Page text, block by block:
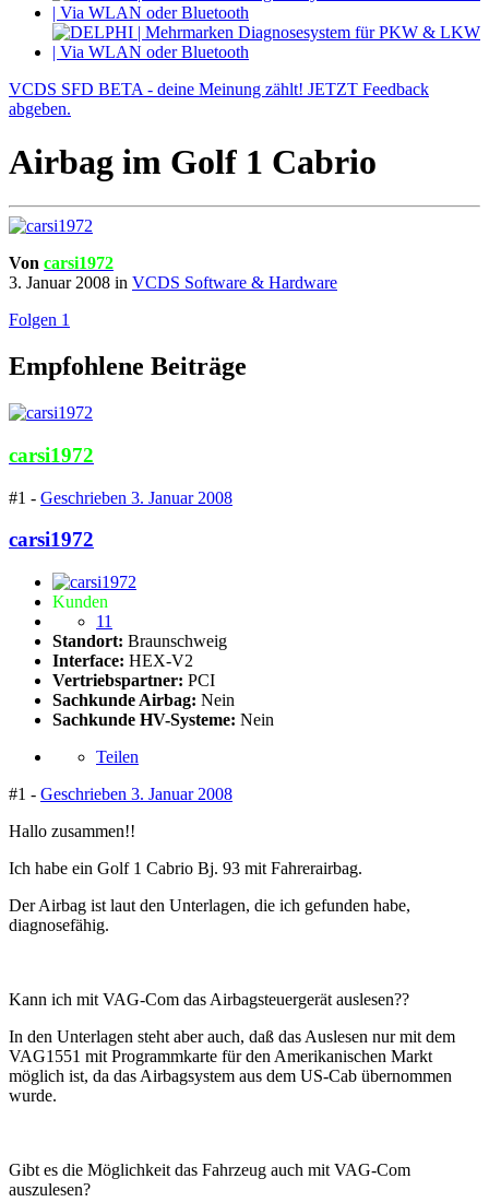
VCDS SFD BETA - deine Meinung zählt! JETZT Feedback
abgeben.
Airbag im Golf 1 Cabrio
Von carsi1972
3. Januar 2008 in VCDS Software & Hardware
Folgen 1
Empfohlene Beiträge
carsi1972
#1 - Geschrieben 3. Januar 2008
carsi1972
Kunden
11
Standort: Braunschweig
Interface: HEX-V2
Vertriebspartner: PCI
Sachkunde Airbag: Nein
Sachkunde HV-Systeme: Nein
Teilen
#1 - Geschrieben 3. Januar 2008
Hallo zusammen!!
Ich habe ein Golf 1 Cabrio Bj. 93 mit Fahrerairbag.
Der Airbag ist laut den Unterlagen, die ich gefunden habe,
diagnosefähig.
Kann ich mit VAG-Com das Airbagsteuergerät auslesen??
In den Unterlagen steht aber auch, daß das Auslesen nur mit dem
VAG1551 mit Programmkarte für den Amerikanischen Markt
möglich ist, da das Airbagsystem aus dem US-Cab übernommen
wurde.
Gibt es die Möglichkeit das Fahrzeug auch mit VAG-Com
auszulesen?